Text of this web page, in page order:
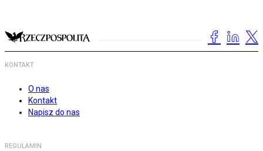
KONTAKT
O nas
Kontakt
Napisz do nas
REGULAMIN